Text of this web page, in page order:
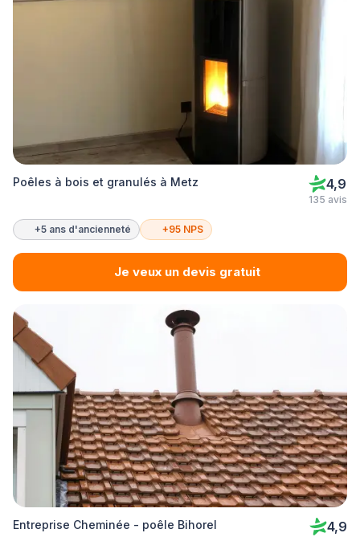
Poêles à bois et granulés à Metz 4,9
135 avis
+5 ans d'ancienneté +95 NPS
Je veux un devis gratuit
Entreprise Cheminée - poêle Bihorel 4,9